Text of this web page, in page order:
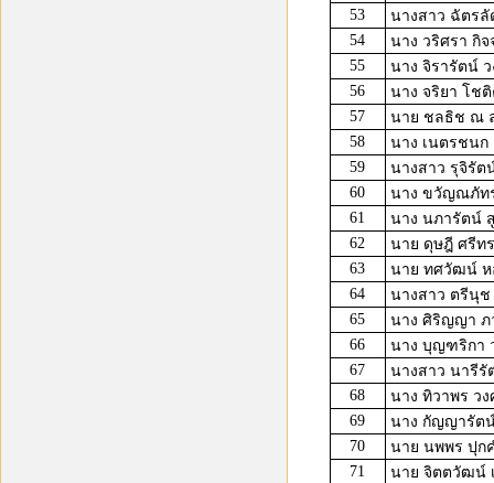
53
นางสาว ฉัตร
54
นาง วริศรา กิ
55
นาง จิรารัตน์ ว
56
นาง จริยา โช
57
นาย ชลธิช ณ
58
นาง เนตรชน
59
นางสาว รุจิรัต
60
นาง ขวัญณภัท
61
นาง นภารัตน์
62
นาย ดุษฎี ศรีท
63
นาย ทศวัฒน์
64
นางสาว ตรีนุช
65
นาง ศิริญญา
66
นาง บุญฑริกา
67
นางสาว นารีรั
68
นาง ทิวาพร ว
69
นาง กัญญารัต
70
นาย นพพร ปุก
71
นาย จิตตวัฒน์